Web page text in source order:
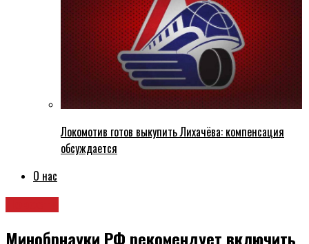
Локомотив готов выкупить Лихачёва: компенсация
обсуждается
О нас
Минобрнауки РФ рекомендует включить